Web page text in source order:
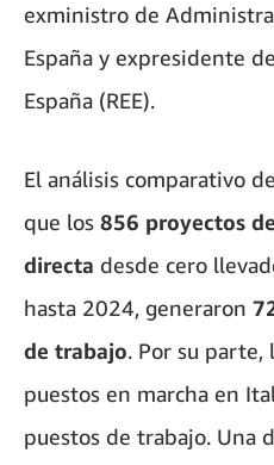
exministro de
España y expresidente
España (REE).
El análisis comparativo
que los 856 proyectos
directa desde cero
hasta 2024, generaron
de trabajo. Por su parte,
puestos en marcha en
puestos de trabajo. Una